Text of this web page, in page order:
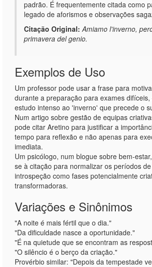
padrão. É frequentemente citada como
legado de aforismos e observações
Citação Original: Amiamo l'inverno,
primavera del genio.
Exemplos de Uso
Um professor pode usar a frase para
durante a preparação para exames
estudo intenso ao 'inverno' que precede o
Num artigo sobre gestão de equipas
pode citar Aretino para justificar a
tempo para reflexão e não apenas para
imediata.
Um psicólogo, num blogue sobre bem-
se à citação para normalizar os períodos
introspeção como fases potencialmente
transformadoras.
Variações e Sinônimos
"A noite é mais fértil que o dia."
"Da dificuldade nasce a oportunidade."
"É na quietude que se encontram as
"O silêncio é o berço da criação."
Provérbio similar: "Depois da tempestade